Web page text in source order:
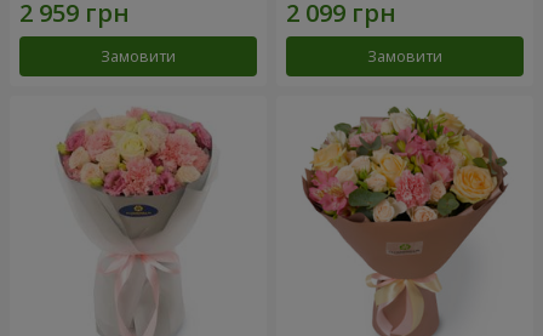
Замовити Замовити